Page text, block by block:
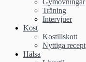
Gymövningar
Träning
Intervjuer
Kost
Kostillskott
Nyttiga recept
Hälsa